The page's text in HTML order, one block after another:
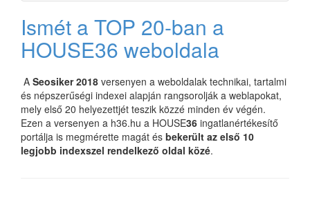
Ismét a TOP 20-ban a
HOUSE36 weboldala
A Seosiker 2018 versenyen a weboldalak technikai, tartalmi
és népszerűségi indexei alapján rangsorolják a weblapokat,
mely első 20 helyezettjét teszik közzé minden év végén.
Ezen a versenyen a h36.hu a HOUSE36 ingatlanértékesítő
portálja is megmérette magát és bekerült az első 10
legjobb indexszel rendelkező oldal közé.